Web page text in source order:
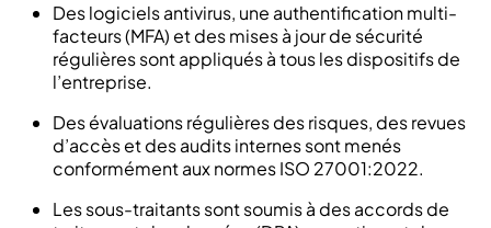
Des logiciels antivirus, une authentification multi-
facteurs (MFA) et des mises à jour de sécurité
régulières sont appliqués à tous les dispositifs de
l’entreprise.
Des évaluations régulières des risques, des revues
d’accès et des audits internes sont menés
conformément aux normes ISO 27001:2022.
Les sous-traitants sont soumis à des accords de